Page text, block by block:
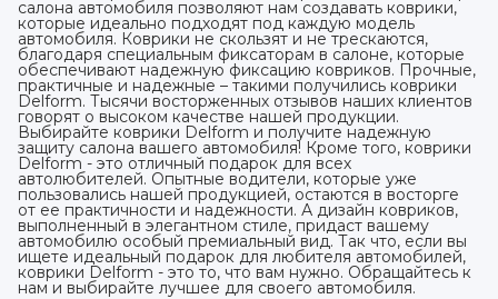
салона автомобиля позволяют нам создавать коврики,
которые идеально подходят под каждую модель
автомобиля. Коврики не скользят и не трескаются,
благодаря специальным фиксаторам в салоне, которые
обеспечивают надежную фиксацию ковриков. Прочные,
практичные и надежные – такими получились коврики
Delform. Тысячи восторженных отзывов наших клиентов
говорят о высоком качестве нашей продукции.
Выбирайте коврики Delform и получите надежную
защиту салона вашего автомобиля! Кроме того, коврики
Delform - это отличный подарок для всех
автолюбителей. Опытные водители, которые уже
пользовались нашей продукцией, остаются в восторге
от ее практичности и надежности. А дизайн ковриков,
выполненный в элегантном стиле, придаст вашему
автомобилю особый премиальный вид. Так что, если вы
ищете идеальный подарок для любителя автомобилей,
коврики Delform - это то, что вам нужно. Обращайтесь к
нам и выбирайте лучшее для своего автомобиля.